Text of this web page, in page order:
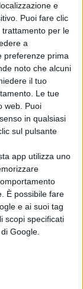
e
Puoi fare clic
per le
a
preferenze prima
noto che alcuni
il tuo
Le tue
web. Puoi
in qualsiasi
sul pulsante
app utilizza uno
È possibile fare
e ai suoi tag
scopi specificati
Google.
attrezzato
con uno
3mila metri
del Fuoco sono
residenti,
ad alzarsi
e raccolta
ha riportato
sopiti. Sei gli
del
sul posto per
la zona,
tre abitazioni